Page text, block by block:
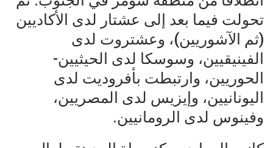
تحولت فيما بعد إلى عشتار لدى الأكاديين
(ثم الآشوريين)، وعشتروت لدى
الفينيقيين، وسوسكا لدى الحيثيين-
الحوريين، وارتبطت بأفروديت لدى
اليونانيين، وإيزيس لدى المصريين،
وفينوس لدى الرومانيين.